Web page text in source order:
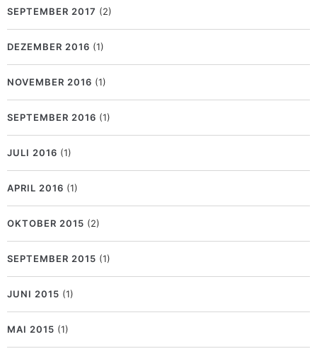
SEPTEMBER 2017 (2)
DEZEMBER 2016 (1)
NOVEMBER 2016 (1)
SEPTEMBER 2016 (1)
JULI 2016 (1)
APRIL 2016 (1)
OKTOBER 2015 (2)
SEPTEMBER 2015 (1)
JUNI 2015 (1)
MAI 2015 (1)